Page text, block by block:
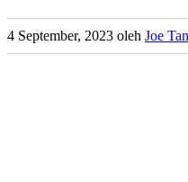
4 September, 2023 oleh Joe